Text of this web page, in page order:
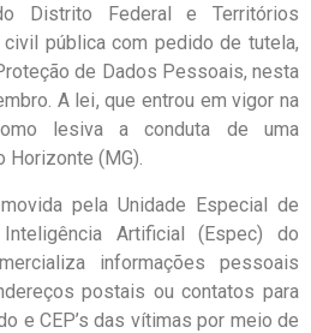
Distrito Federal e Territórios
pública com pedido de tutela,
de Dados Pessoais, nesta
A lei, que entrou em vigor na
lesiva a conduta de uma
Horizonte (MG).
pela Unidade Especial de
Artificial (Espec) do
informações pessoais
postais ou contatos para
e CEP’s das vítimas por meio de